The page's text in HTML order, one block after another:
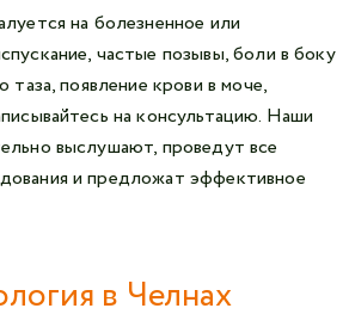
на болезненное или
частые позывы, боли в боку
таза, появление крови в моче,
на консультацию. Наши
выслушают, проведут все
и предложат эффективное
в Челнах